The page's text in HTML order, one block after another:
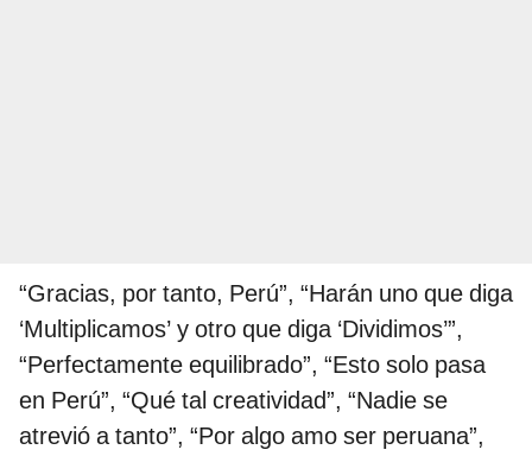
“Gracias, por tanto, Perú”, “Harán uno que diga
‘Multiplicamos’ y otro que diga ‘Dividimos’”,
“Perfectamente equilibrado”, “Esto solo pasa
en Perú”, “Qué tal creatividad”, “Nadie se
atrevió a tanto”, “Por algo amo ser peruana”,